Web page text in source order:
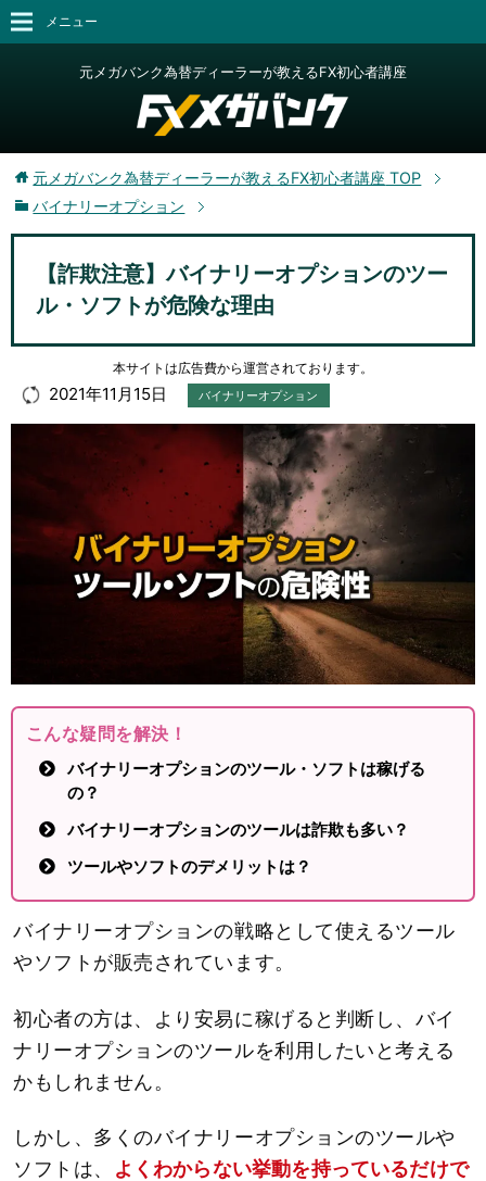
元メガバンク為替ディーラーが教えるFX初心者講座
メニュー
元メガバンク為替ディーラーが教えるFX初心者講座 TOP
バイナリーオプション
【詐欺注意】バイナリーオプションのツー
ル・ソフトが危険な理由
本サイトは広告費から運営されております。
2021年11月15日 バイナリーオプション
こんな疑問を解決！
バイナリーオプションのツール・ソフトは稼げる
の？
バイナリーオプションのツールは詐欺も多い？
ツールやソフトのデメリットは？
バイナリーオプションの戦略として使えるツール
やソフトが販売されています。
初心者の方は、より安易に稼げると判断し、バイ
ナリーオプションのツールを利用したいと考える
かもしれません。
しかし、多くのバイナリーオプションのツールや
ソフトは、
よくわからない挙動を持っているだけで